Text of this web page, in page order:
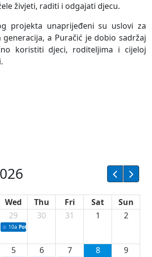
živjeti, raditi i odgajati djecu.
projekta unaprijeđeni su uslovi za
a Puračić je dobio sadržaj
koristiti djeci, roditeljima i cijeloj
Wed Thu Fri Sat
Sun
29
10a Potpisivanje ugovora sa neprofitnim
30 31 1 2
5 6 7 8 9